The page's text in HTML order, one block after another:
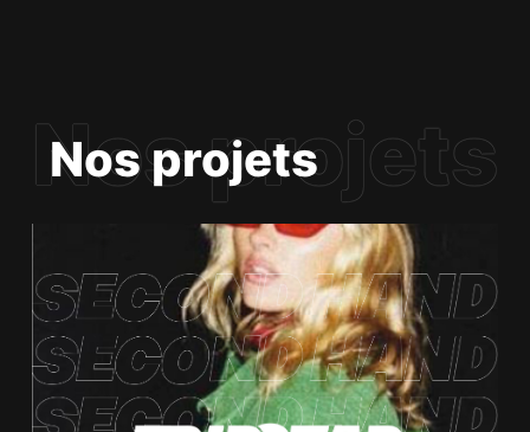
Nos projets